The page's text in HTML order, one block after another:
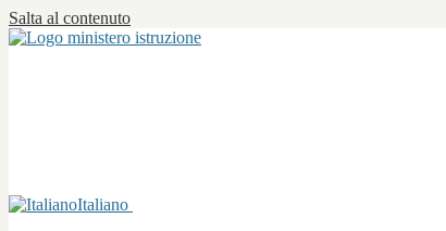
Salta al contenuto
Italiano